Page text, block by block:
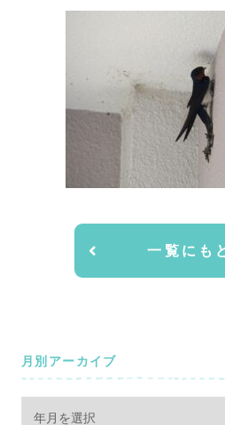
一覧にも
月別アーカイブ